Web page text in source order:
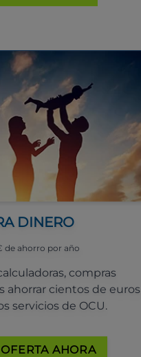
DINERO
de ahorro por año
compras
ahorrar cientos de euros
servicios de OCU.
AHORA